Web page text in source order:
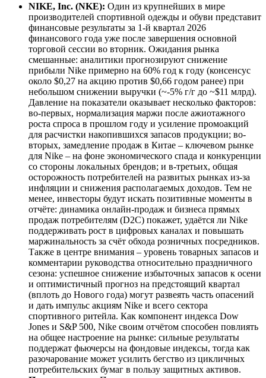
NIKE, Inc. (NKE): Один из крупнейших в мире
производителей спортивной одежды и обуви представит
финансовые результаты за 1-й квартал 2026
финансового года уже после завершения основной
торговой сессии во вторник. Ожидания рынка
смешанные: аналитики прогнозируют снижение
прибыли Nike примерно на 60% год к году (консенсус
около $0,27 на акцию против $0,66 годом ранее) при
небольшом снижении выручки (~-5% г/г до ~$11 млрд).
Давление на показатели оказывает несколько факторов:
во-первых, нормализация маржи после ажиотажного
роста спроса в прошлом году и усиление промоакций
для расчистки накопившихся запасов продукции; во-
вторых, замедление продаж в Китае – ключевом рынке
для Nike – на фоне экономического спада и конкуренции
со стороны локальных брендов; и в-третьих, общая
осторожность потребителей на развитых рынках из-за
инфляции и снижения располагаемых доходов. Тем не
менее, инвесторы будут искать позитивные моменты в
отчёте: динамика онлайн-продаж и бизнеса прямых
продаж потребителям (D2C) покажет, удаётся ли Nike
поддерживать рост в цифровых каналах и повышать
маржинальность за счёт обхода розничных посредников.
Также в центре внимания – уровень товарных запасов и
комментарии руководства относительно праздничного
сезона: успешное снижение избыточных запасов к осени
и оптимистичный прогноз на предстоящий квартал
(вплоть до Нового года) могут развеять часть опасений
и дать импульс акциям Nike и всего сектора
спортивного ритейла. Как компонент индекса Dow
Jones и S&P 500, Nike своим отчётом способен повлиять
на общее настроение на рынке: сильные результаты
поддержат фьючерсы на фондовые индексы, тогда как
разочарование может усилить бегство из цикличных
потребительских бумаг в пользу защитных активов.